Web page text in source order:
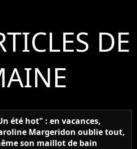
DE
été hot" : en vacances,
Margeridon oublie tout,
son maillot de bain